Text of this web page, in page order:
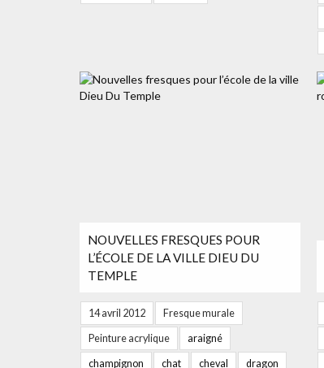
NOUVELLES FRESQUES POUR
L’ÉCOLE DE LA VILLE DIEU DU
TEMPLE
14 avril 2012 Fresque murale
Peinture acrylique araigné
champignon chat cheval dragon